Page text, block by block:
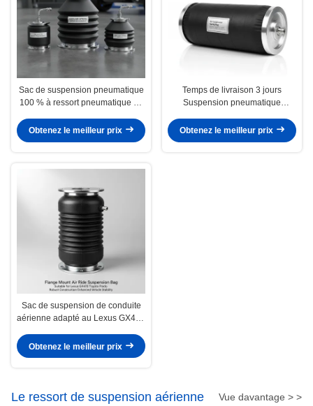
Sac de suspension pneumatique
100 % à ressort pneumatique en
exigences du véhicule pour une
durabilité accrue
Obtenez le meilleur prix
Temps de livraison 3 jours
Suspension pneumatique
fonctionnement 30-150 Psi Taille
OEM Tailles standard Convient
Obtenez le meilleur prix
Sac de suspension de conduite
aérienne adapté au Lexus GX470
robuste Stabilité améliorée du
véhicule
Obtenez le meilleur prix
Le ressort de suspension aérienne Vue davantage > >